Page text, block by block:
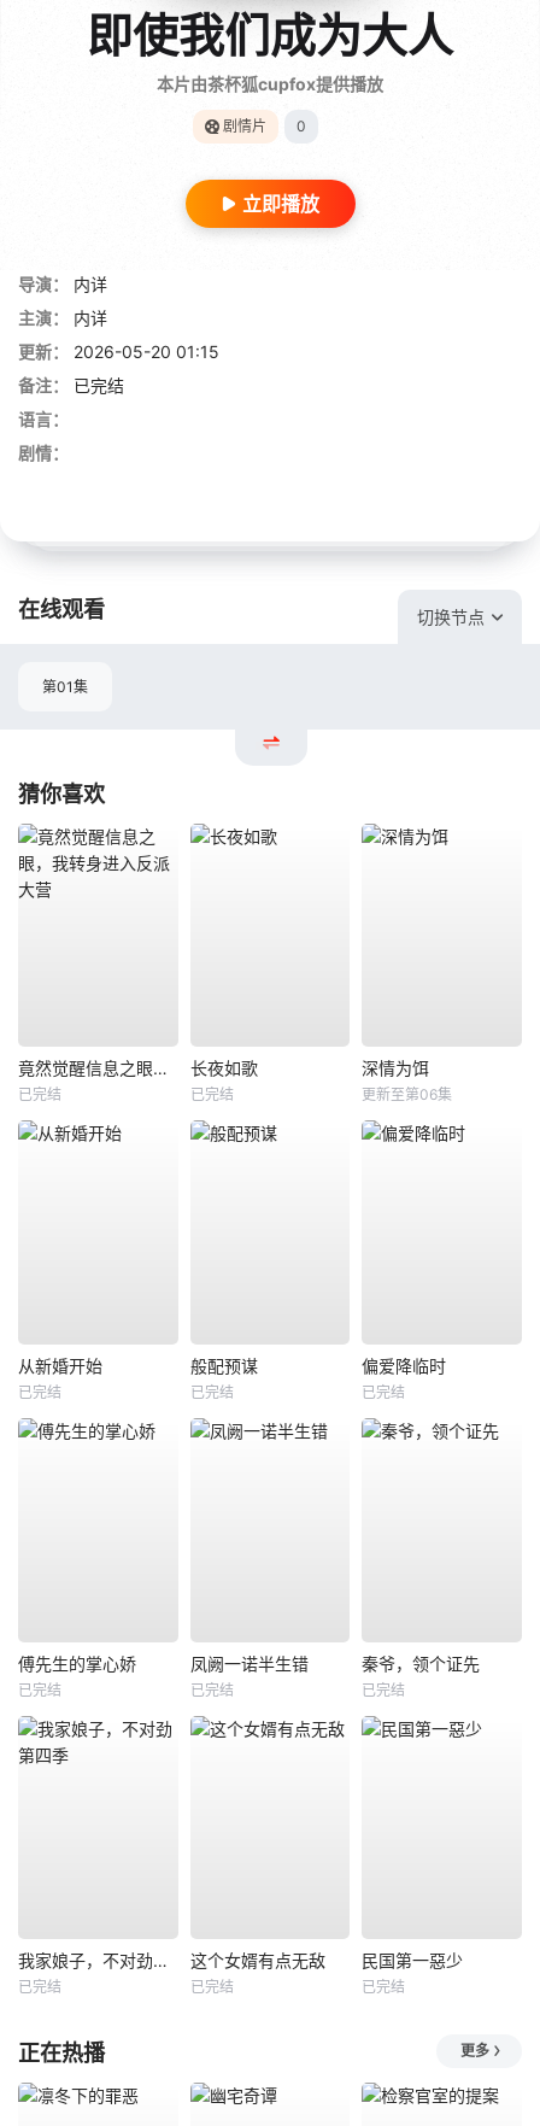
即使我们成为大人
本片由茶杯狐cupfox提供播放
剧情片 0
立即播放
导演：
内详
主演：
内详
更新：
2026-05-20 01:15
备注：
已完结
语言：
剧情：
在线观看 切换节点
第01集
猜你喜欢
竟然觉醒信息之眼，我转身进入反派大营
已完结
长夜如歌
已完结
深情为饵
更新至第06集
从新婚开始
已完结
般配预谋
已完结
偏爱降临时
已完结
傅先生的掌心娇
已完结
凤阙一诺半生错
已完结
秦爷，领个证先
已完结
我家娘子，不对劲第四季
已完结
这个女婿有点无敌
已完结
民国第一惡少
已完结
正在热播 更多